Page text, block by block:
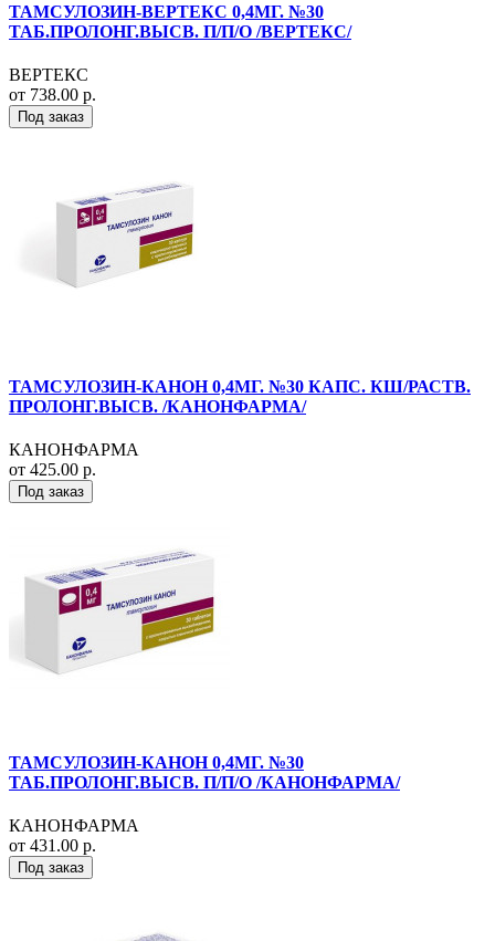
ТАМСУЛОЗИН-ВЕРТЕКС 0,4МГ. №30
ТАБ.ПРОЛОНГ.ВЫСВ. П/П/О /ВЕРТЕКС/
ВЕРТЕКС
от 738.00 р.
Под заказ
ТАМСУЛОЗИН-КАНОН 0,4МГ. №30 КАПС. КШ/РАСТВ.
ПРОЛОНГ.ВЫСВ. /КАНОНФАРМА/
КАНОНФАРМА
от 425.00 р.
Под заказ
ТАМСУЛОЗИН-КАНОН 0,4МГ. №30
ТАБ.ПРОЛОНГ.ВЫСВ. П/П/О /КАНОНФАРМА/
КАНОНФАРМА
от 431.00 р.
Под заказ